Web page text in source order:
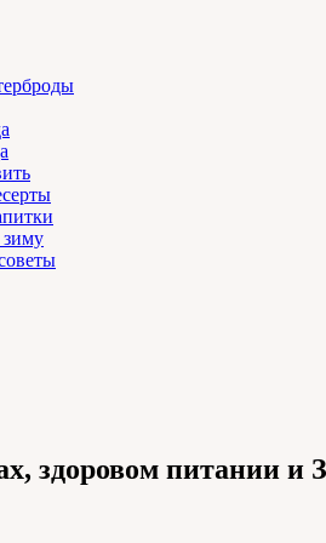
зиму
здоровом питании